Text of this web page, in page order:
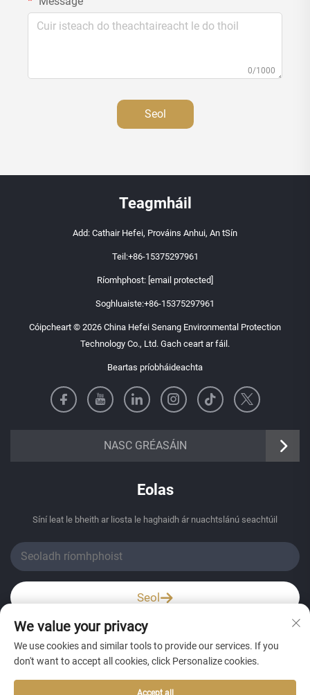
0/1000
Seol
Teagmháil
Add: Cathair Hefei, Prováins Anhui, An tSín
Teil:+86-15375297961
Ríomhphost: [email protected]
Soghluaiste:+86-15375297961
Cóipcheart © 2026 China Hefei Senang Environmental Protection
Technology Co., Ltd. Gach ceart ar fáil.
Beartas príobháideachta
NASC GRÉASÁIN
https://senangbz.en.alibaba.com
Eolas
Síní leat le bheith ar liosta le haghaidh ár nuachtslánú seachtúil
Seol
Wechat / Whatsapp
We value your privacy
We use cookies and similar tools to provide our services. If you
don't want to accept all cookies, click Personalize cookies.
Accept all